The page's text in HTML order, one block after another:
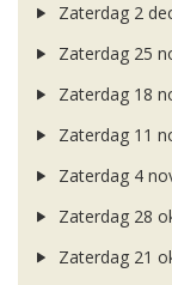
Zaterdag 2
Zaterdag 25
Zaterdag 18
Zaterdag 11
Zaterdag 4
Zaterdag 28
Zaterdag 21